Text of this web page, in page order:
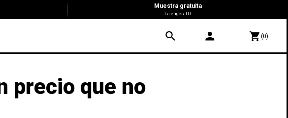
Muestra gratuita
La eliges TU
search person shopping_cart(0)
precio que no